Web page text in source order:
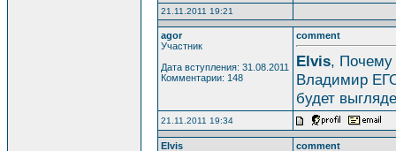
21.11.2011 19:21
agor
Участник
Дата вступления: 31.08.2011
Комментарии: 148
comment
Elvis, Почему
Владимир
будет
21.11.2011 19:34
Elvis
comment